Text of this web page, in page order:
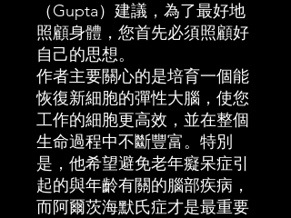
（Gupta）建議，為了最好地
照顧身體，您首先必須照顧好
自己的思想。
作者主要關心的是培育一個能
恢復新細胞的彈性大腦，使您
工作的細胞更高效，並在整個
生命過程中不斷豐富。特別
是，他希望避免老年癡呆症引
起的與年齡有關的腦部疾病，
而阿爾茨海默氏症才是最重要